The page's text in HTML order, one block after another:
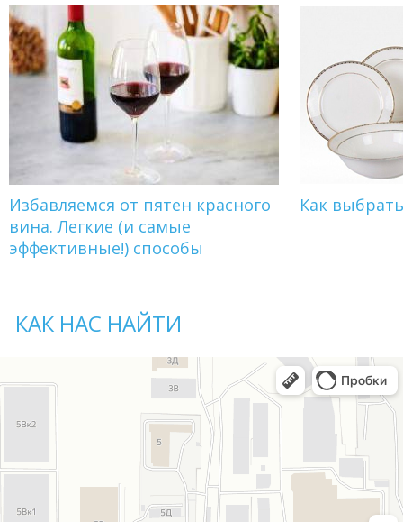
Избавляемся от пятен красного
вина. Легкие (и самые
эффективные!) способы
Как
КАК НАС НАЙТИ